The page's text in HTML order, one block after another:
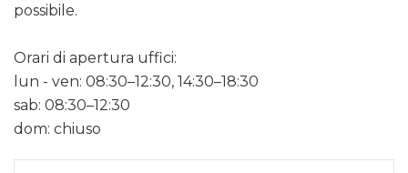
possibile.
Orari di apertura uffici:
lun - ven: 08:30–12:30, 14:30–18:30
sab: 08:30–12:30
dom: chiuso